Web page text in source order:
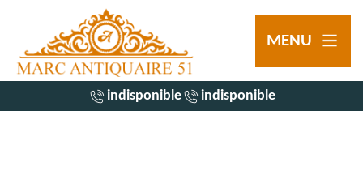
MENU
indisponible indisponible